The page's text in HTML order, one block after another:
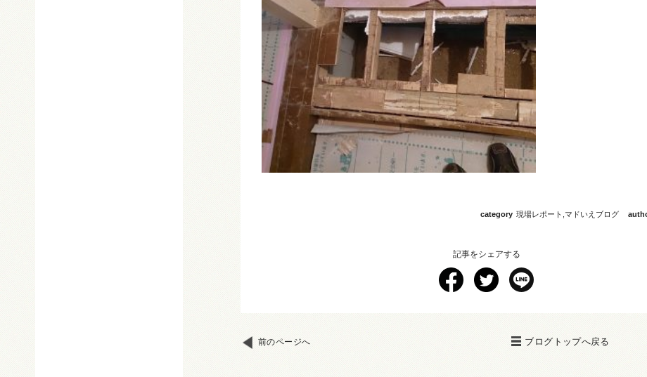
category 現場レポート マドいえブログ
記事をシェアする
前のページへ ブログトップへ戻る